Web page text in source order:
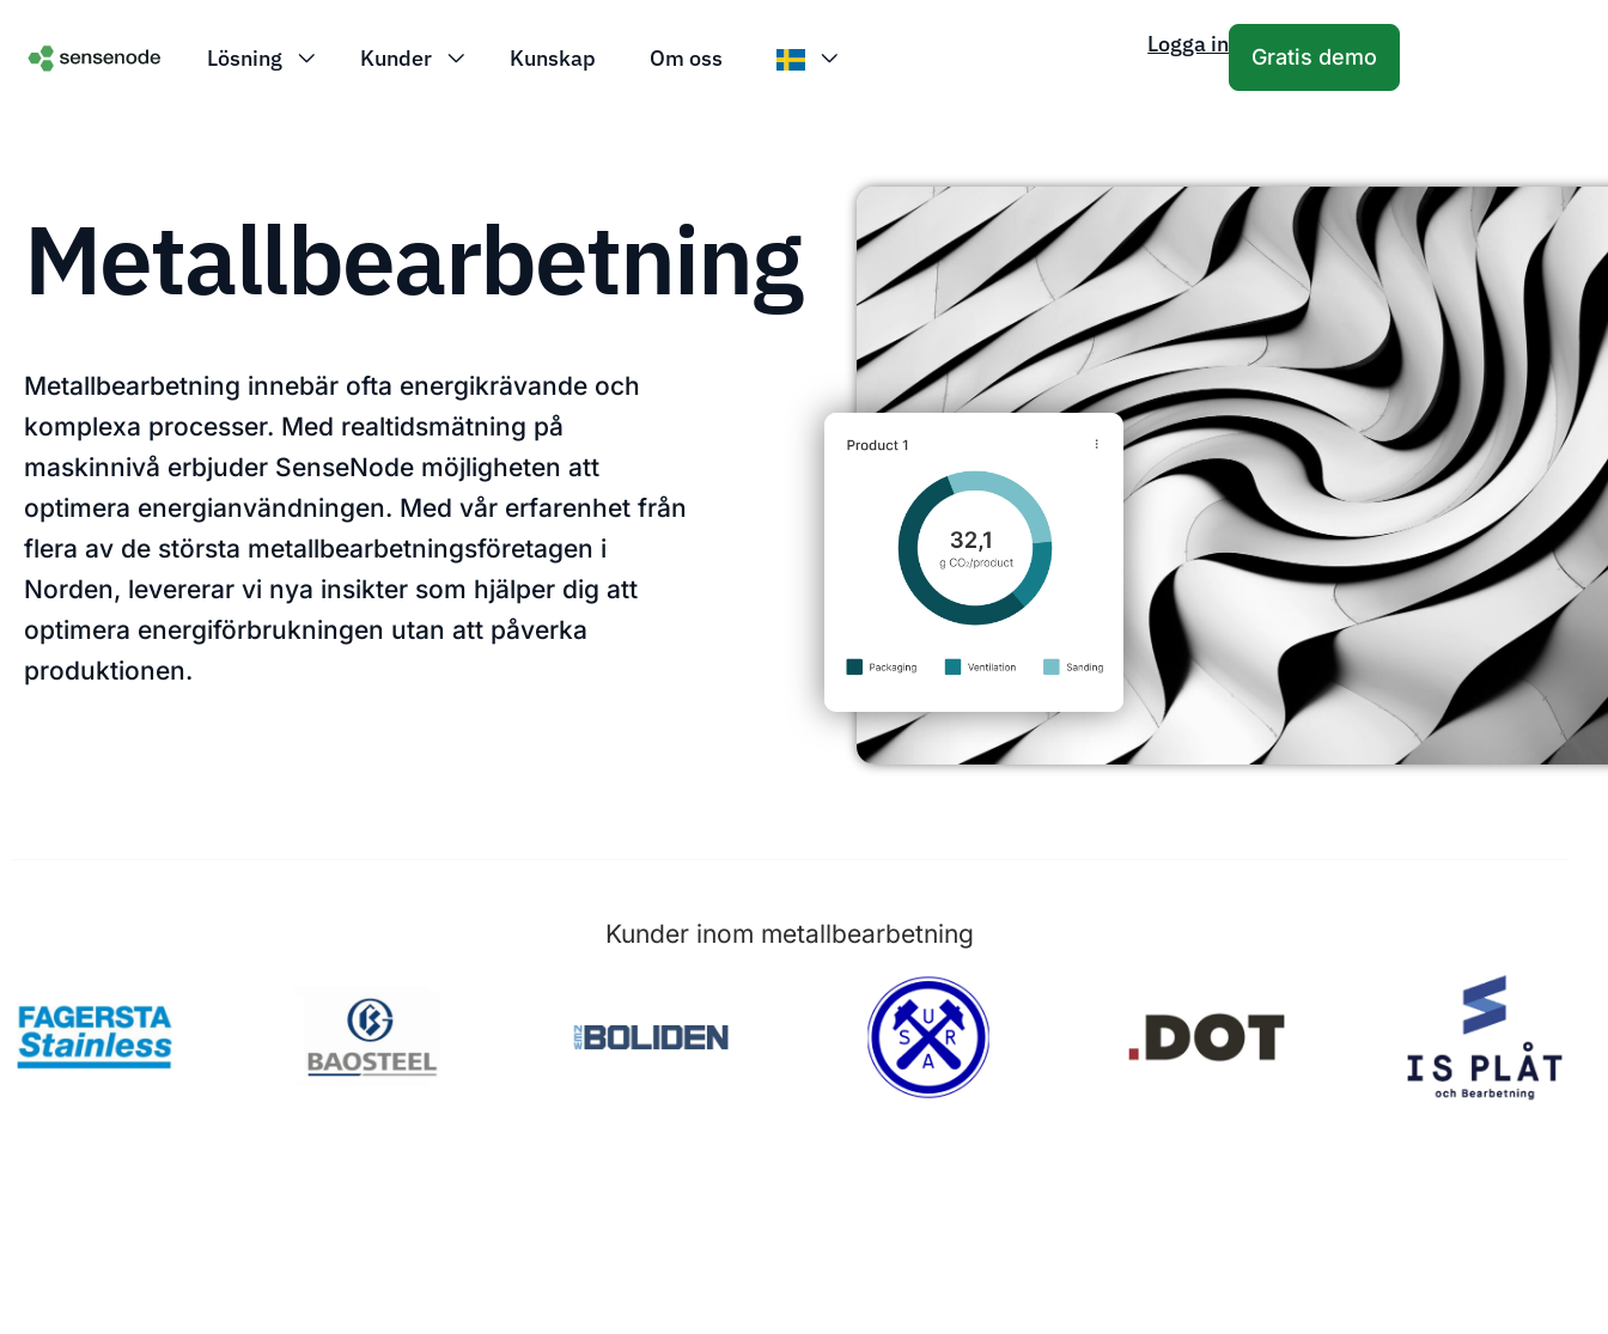
Lösning Kunder Kunskap Om oss
Logga in Gratis demo
Metallbearbetning
Metallbearbetning innebär ofta energikrävande och
komplexa processer. Med realtidsmätning på
maskinnivå erbjuder SenseNode möjligheten att
optimera energianvändningen. Med vår erfarenhet från
flera av de största metallbearbetningsföretagen i
Norden, levererar vi nya insikter som hjälper dig att
optimera energiförbrukningen utan att påverka
produktionen.
Kunder inom metallbearbetning